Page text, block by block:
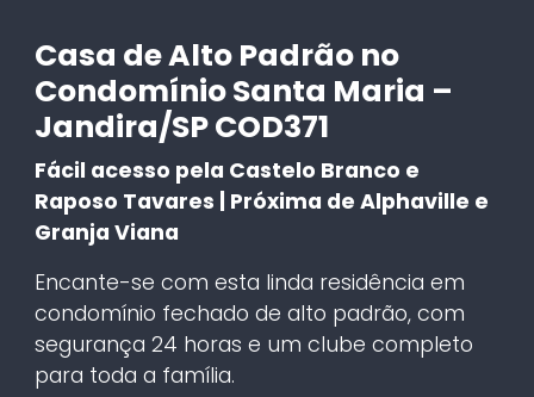
Casa de Alto Padrão no
Condomínio Santa Maria –
Jandira/SP COD371
Fácil acesso pela Castelo Branco e
Raposo Tavares | Próxima de Alphaville e
Granja Viana
Encante-se com esta linda residência em
condomínio fechado de alto padrão, com
segurança 24 horas e um clube completo
para toda a família.